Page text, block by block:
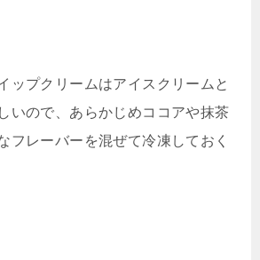
ップクリームはアイスクリームと
いので、あらかじめココアや抹茶
フレーバーを混ぜて冷凍しておく